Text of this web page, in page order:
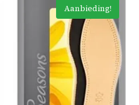
Aanbieding!